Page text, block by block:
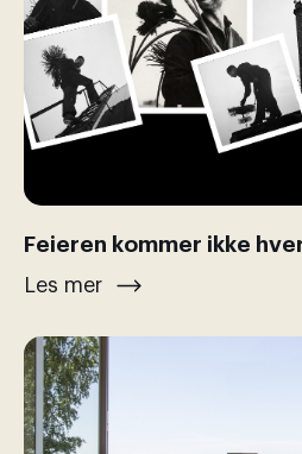
Feieren kommer ikke
Les mer